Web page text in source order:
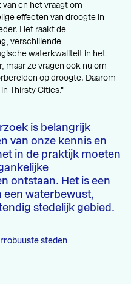
en het vraagt om
effecten van droogte in
Het raakt de
verschillende
waterkwaliteit in het
maar ze vragen ook nu om
op droogte. Daarom
Thirsty Cities."
is belangrijk
van onze kennis en
in de praktijk moeten
ontstaan. Het is een
een waterbewust,
stedelijk gebied.
steden